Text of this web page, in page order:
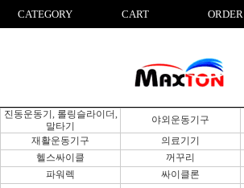
CATEGORY CART ORDER
진동운동기, 롤링슬라이더,
말타기
야외운동기구
재활운동기구
의료기기
헬스싸이클
꺼꾸리
파워렉
싸이클론